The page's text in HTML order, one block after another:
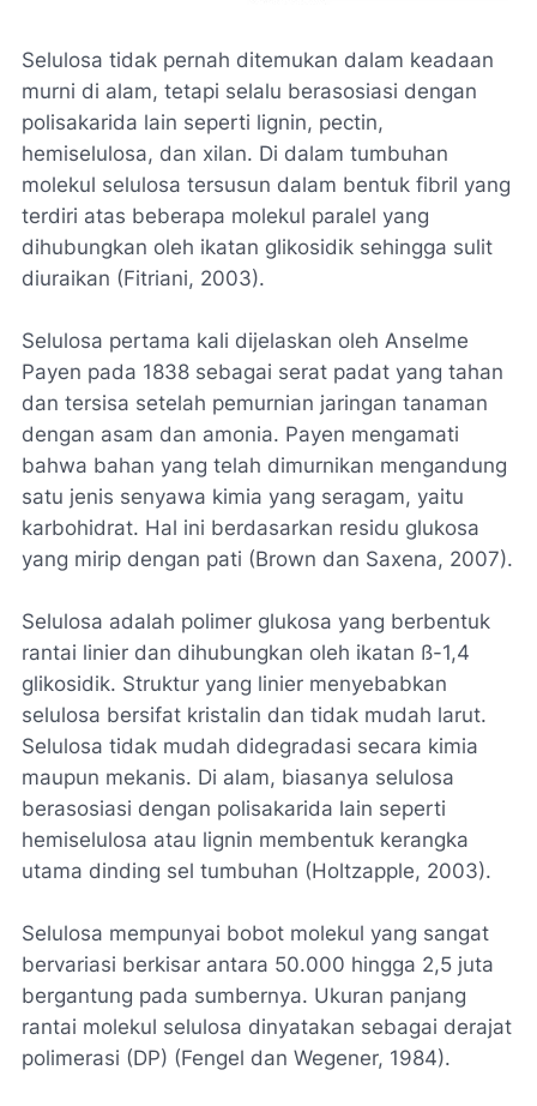
Selulosa tidak pernah ditemukan dalam keadaan
murni di alam, tetapi selalu berasosiasi dengan
polisakarida lain seperti lignin, pectin,
hemiselulosa, dan xilan. Di dalam tumbuhan
molekul selulosa tersusun dalam bentuk fibril yang
terdiri atas beberapa molekul paralel yang
dihubungkan oleh ikatan glikosidik sehingga sulit
diuraikan (Fitriani, 2003).
Selulosa pertama kali dijelaskan oleh Anselme
Payen pada 1838 sebagai serat padat yang tahan
dan tersisa setelah pemurnian jaringan tanaman
dengan asam dan amonia. Payen mengamati
bahwa bahan yang telah dimurnikan mengandung
satu jenis senyawa kimia yang seragam, yaitu
karbohidrat. Hal ini berdasarkan residu glukosa
yang mirip dengan pati (Brown dan Saxena, 2007).
Selulosa adalah polimer glukosa yang berbentuk
rantai linier dan dihubungkan oleh ikatan ß-1,4
glikosidik. Struktur yang linier menyebabkan
selulosa bersifat kristalin dan tidak mudah larut.
Selulosa tidak mudah didegradasi secara kimia
maupun mekanis. Di alam, biasanya selulosa
berasosiasi dengan polisakarida lain seperti
hemiselulosa atau lignin membentuk kerangka
utama dinding sel tumbuhan (Holtzapple, 2003).
Selulosa mempunyai bobot molekul yang sangat
bervariasi berkisar antara 50.000 hingga 2,5 juta
bergantung pada sumbernya. Ukuran panjang
rantai molekul selulosa dinyatakan sebagai derajat
polimerasi (DP) (Fengel dan Wegener, 1984).